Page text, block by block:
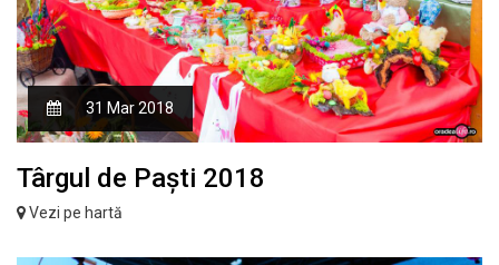
31 Mar 2018
Târgul de Paști 2018
Vezi pe hartă